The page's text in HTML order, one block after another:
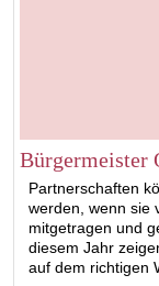
Bürgermeister
Partnerschaften
werden, wenn sie
mitgetragen und
diesem Jahr
auf dem richtigen